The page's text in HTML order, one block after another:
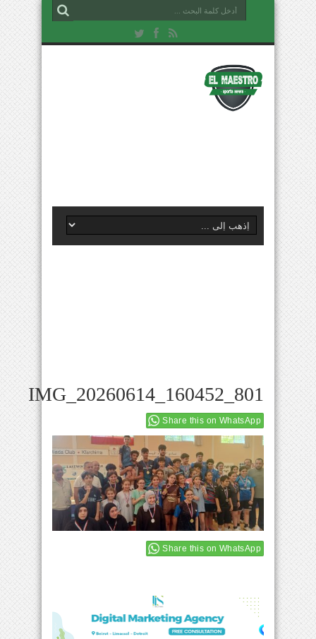
IMG_20260614_160452_801
Share this on WhatsApp
Share this on WhatsApp